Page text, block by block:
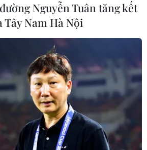
Nguyễn Tuân tăng kết
Nam Hà Nội